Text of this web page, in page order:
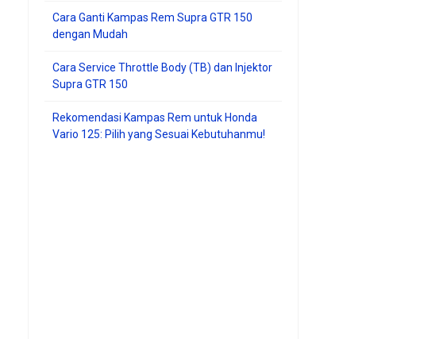
Cara Ganti Kampas Rem Supra GTR 150
dengan Mudah
Cara Service Throttle Body (TB) dan Injektor
Supra GTR 150
Rekomendasi Kampas Rem untuk Honda
Vario 125: Pilih yang Sesuai Kebutuhanmu!